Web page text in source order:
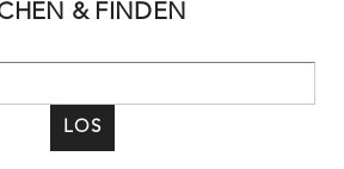
& FINDEN
LOS